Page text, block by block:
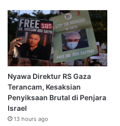
Nyawa Direktur RS Gaza
Terancam, Kesaksian
Penyiksaan Brutal di Penjara
Israel
13 hours ago